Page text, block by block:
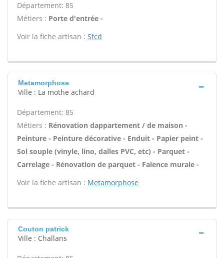
Département: 85
Métiers : Porte d'entrée -
Voir la fiche artisan : Sfcd
Metamorphose
Ville : La mothe achard
Département: 85
Métiers : Rénovation dappartement / de maison -
Peinture - Peinture décorative - Enduit - Papier peint -
Sol souple (vinyle, lino, dalles PVC, etc) - Parquet -
Carrelage - Rénovation de parquet - Faïence murale -
Voir la fiche artisan : Metamorphose
Couton patrick
Ville : Challans